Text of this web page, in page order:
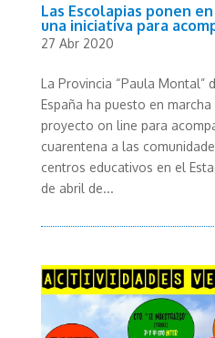
Las Escolapias ponen
una iniciativa para
27 Abr 2020
La Provincia “Paula Montal”
España ha puesto en marcha
proyecto on line para
cuarentena a las
centros educativos en el
de abril de...